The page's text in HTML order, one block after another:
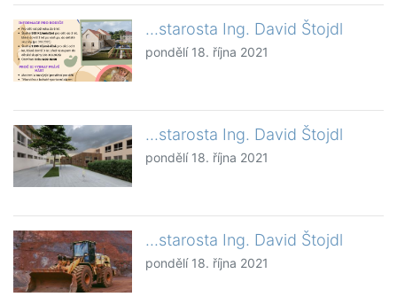
...starosta Ing. David Štojdl
pondělí 18. října 2021
...starosta Ing. David Štojdl
pondělí 18. října 2021
...starosta Ing. David Štojdl
pondělí 18. října 2021